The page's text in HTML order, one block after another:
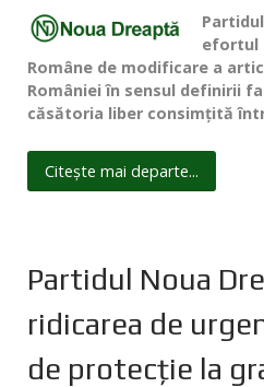
efortul
Române de modificare a
României în sensul definirii
căsătoria liber consimţită
Citește mai departe...
Partidul Noua
ridicarea de
de protecţie la